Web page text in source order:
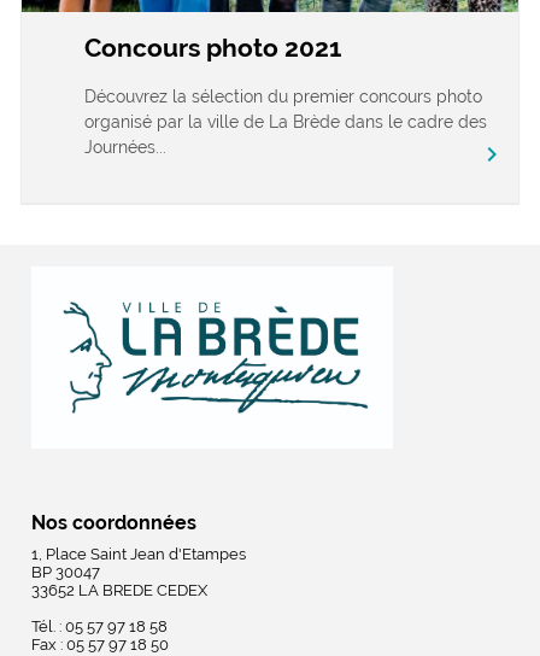
Concours photo 2021
Découvrez la sélection du premier concours photo
organisé par la ville de La Brède dans le cadre des
Journées...
chevron_right
Nos coordonnées
1, Place Saint Jean d'Etampes
BP 30047
33652 LA BREDE CEDEX
Tél. : 05 57 97 18 58
Fax : 05 57 97 18 50